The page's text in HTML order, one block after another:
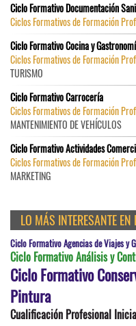
Ciclo Formativo Documentación
Ciclos Formativos de Formación
Ciclo Formativo Cocina y
Ciclos Formativos de Formación
TURISMO
Ciclo Formativo Carrocería
Ciclos Formativos de Formación
MANTENIMIENTO DE VEHÍCULOS
Ciclo Formativo Actividades
Ciclos Formativos de Formación
MARKETING
LO MÁS INTERESANTE EN
Ciclo Formativo Agencias de Viajes y
Ciclo Formativo Análisis y
Ciclo Formativo
Pintura
Cualificación Profesional